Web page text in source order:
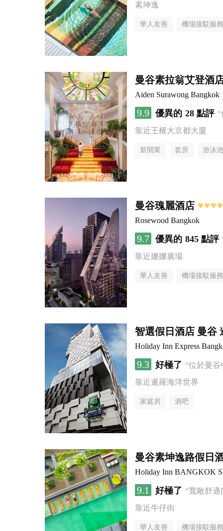
素坤逸
華人友善 機場接駁服務
曼谷素拉翁艾登酒
Aiden Surawong Bangkok
9.9 優異的 28 點評
靠近王權大京都大廈
新開業 套房 游泳池
曼谷瑰麗酒店
Rosewood Bangkok
9.7 優異的 845 點評
靠近娜娜廣場
華人友善 機場接駁服務
智選假日酒店 曼谷
Holiday Inn Express
9.3 好極了 “位於曼
靠近暹羅海洋世界
家庭房 酒吧
曼谷素坤逸路假日
Holiday Inn BANGKOK
9.1 好極了 “寬敞舒
靠近牛仔街
華人友善 機場接駁服務